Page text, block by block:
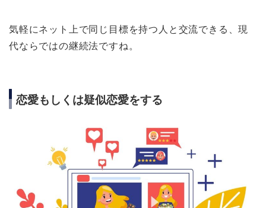
気軽にネット上で同じ目標を持つ人と交流できる、現
代ならではの継続法ですね。
恋愛もしくは疑似恋愛をする